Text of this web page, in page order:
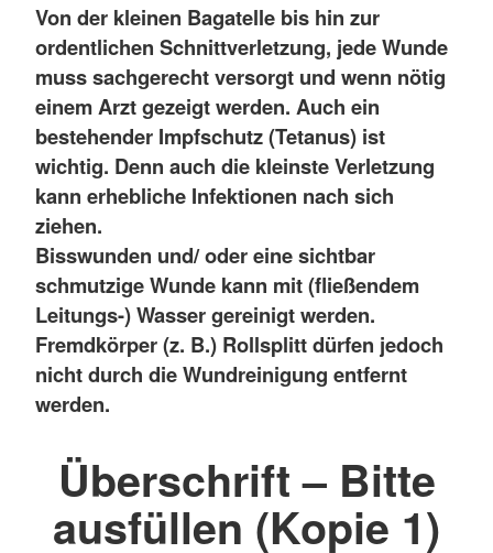
Von der kleinen Bagatelle bis hin zur
ordentlichen Schnittverletzung, jede Wunde
muss sachgerecht versorgt und wenn nötig
einem Arzt gezeigt werden. Auch ein
bestehender Impfschutz (Tetanus) ist
wichtig. Denn auch die kleinste Verletzung
kann erhebliche Infektionen nach sich
ziehen.
Bisswunden und/ oder eine sichtbar
schmutzige Wunde kann mit (fließendem
Leitungs-) Wasser gereinigt werden.
Fremdkörper (z. B.) Rollsplitt dürfen jedoch
nicht durch die Wundreinigung entfernt
werden.
Überschrift – Bitte
ausfüllen (Kopie 1)